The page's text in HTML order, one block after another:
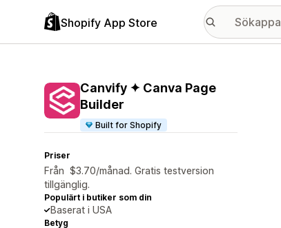
Shopify App Store
Canvify ✦ Canva Page
Builder
Built for Shopify
Priser
Från $3.70/månad. Gratis testversion
tillgänglig.
Populärt i butiker som din
Baserat i USA
Betyg